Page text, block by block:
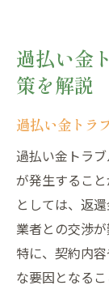
返還額が
過払
過払
過払
過払
説
評判
直す
思わぬ過
過払い金
策を解説
過払い金トラ
過払い金トラ
が発生するこ
としては、返
業者との交渉
特に、契約内
な要因となるこ